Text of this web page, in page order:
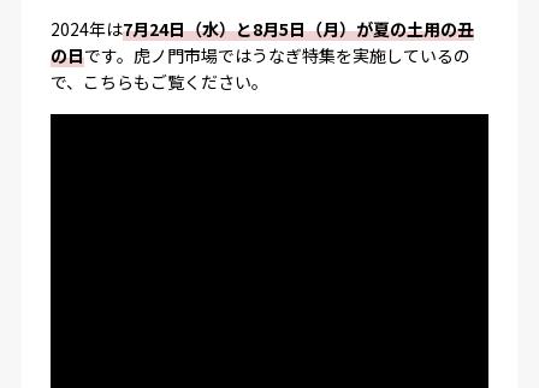
2024年は7月24日（水）と8月5日（月）が夏の土用の丑
の日です。虎ノ門市場ではうなぎ特集を実施しているの
で、こちらもご覧ください。